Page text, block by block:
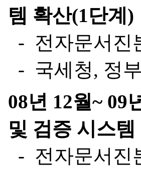
템 확산(1단계)
- 전자문서진
- 국세청, 정
08년 12월~ 09
및 검증 시스
- 전자문서진